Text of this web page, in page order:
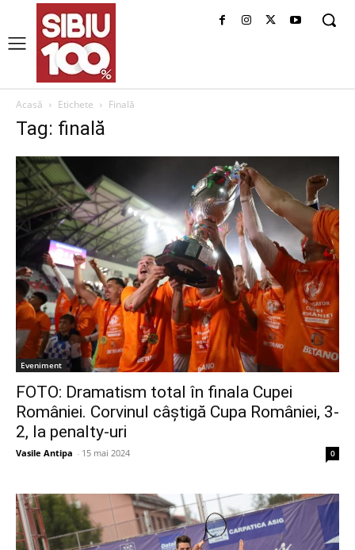
Acasă Etichete Finală
Tag: finală
Eveniment
FOTO: Dramatism total în finala Cupei
României. Corvinul câștigă Cupa României, 3-
2, la penalty-uri
Vasile Antipa - 15 mai 2024 0